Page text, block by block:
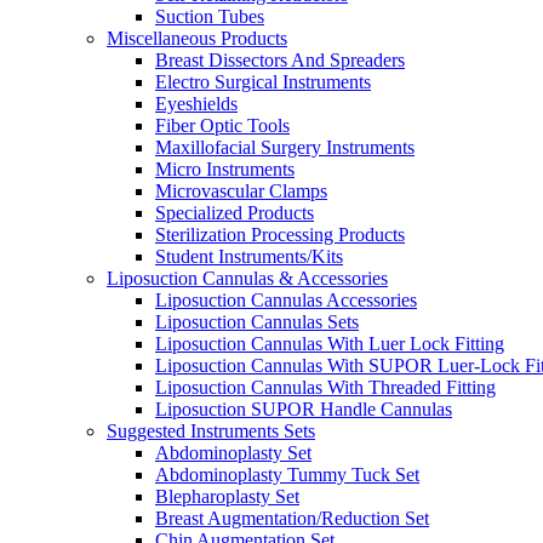
Suction Tubes
Miscellaneous Products
Breast Dissectors And Spreaders
Electro Surgical Instruments
Eyeshields
Fiber Optic Tools
Maxillofacial Surgery Instruments
Micro Instruments
Microvascular Clamps
Specialized Products
Sterilization Processing Products
Student Instruments/Kits
Liposuction Cannulas & Accessories
Liposuction Cannulas Accessories
Liposuction Cannulas Sets
Liposuction Cannulas With Luer Lock Fitting
Liposuction Cannulas With SUPOR Luer-Lock
Liposuction Cannulas With Threaded Fitting
Liposuction SUPOR Handle Cannulas
Suggested Instruments Sets
Abdominoplasty Set
Abdominoplasty Tummy Tuck Set
Blepharoplasty Set
Breast Augmentation/Reduction Set